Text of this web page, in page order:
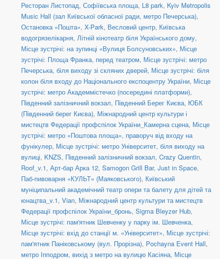
Ресторан Листопад, Софіївська площа, L8 park, Kyiv Metropolis
Music Hall (зал Київської обласної ради, метро Печерська),
Остановка «Пошта», X-Park, Весловий центр, Київська
водогрязелікарня, Літній кінотеатр біля Українського дому,
Місце зустрічі: на зупинці «Вулиця Болсуновських», Місце
зустрічі: Площа Франка, перед театром, Місце зустрічі: метро
Печерська, біля виходу зі скляних дверей, Місце зустрічі: біля
колон біля входу до Національного експоцентру України, Місце
зустрічі: метро Академмістечко (посередині платформи),
Південний залізничний вокзал, Південний Берег Києва, ЮБК
(Південний берег Києва), Міжнародний центр культури і
мистецтв Федерації профспілок України_Камерна сцена, Місце
зустрічі: метро «Поштова площа», праворуч від входу на
фунікулер, Місце зустрічі: метро Університет, біля виходу на
вулиці, KNZS, Південний залізничний вокзал, Crazy Quentin,
Roof_v.1, Арт-бар Арка 12, Samogon Grill Bar, Just in Space,
Паб-пивоварня «КУЛЬТ» (Маяковського), Київський
муніципальний академічний театр опери та балету для дітей та
юнацтва_v.1, Vian, Міжнародний центр культури та мистецтв
Федерації профспілок України_бронь, Sigma Bleyzer Hub,
Місце зустрічі: пам'ятник Шевченку у парку ім. Шевченка,
Місце зустрічі: вхід до станції м. «Університет», Місце зустрічі:
пам'ятник Паніковському (вул. Прорізна), Pochayna Event Hall,
метро Іпподром, вихід з метро на вулицю Касіяна, Місце